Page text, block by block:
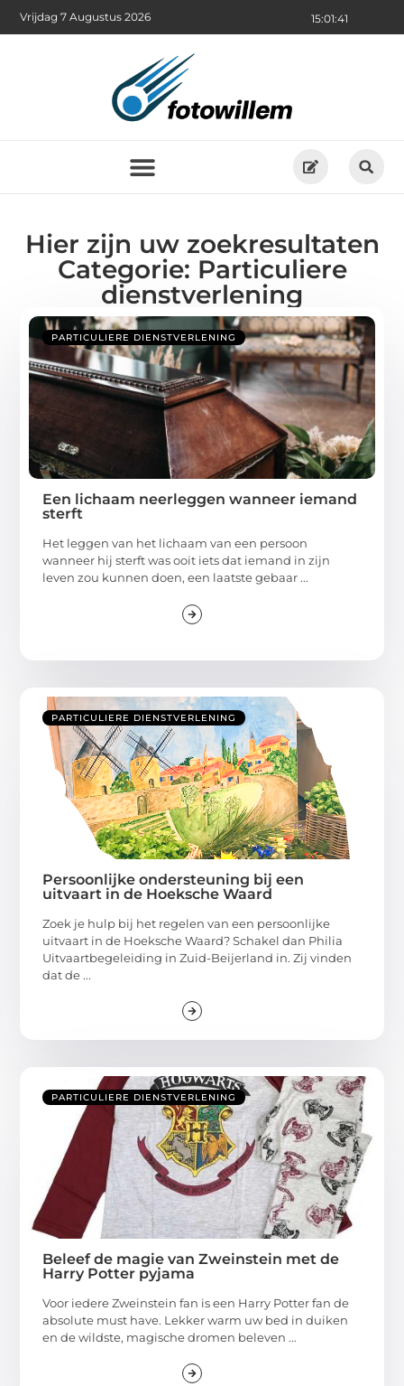
15:01:41
Vrijdag 7 Augustus 2026
Hier zijn uw zoekresultaten
Categorie: Particuliere
dienstverlening
PARTICULIERE DIENSTVERLENING
Een lichaam neerleggen wanneer iemand
sterft
Het leggen van het lichaam van een persoon
wanneer hij sterft was ooit iets dat iemand in zijn
leven zou kunnen doen, een laatste gebaar ...
PARTICULIERE DIENSTVERLENING
Persoonlijke ondersteuning bij een
uitvaart in de Hoeksche Waard
Zoek je hulp bij het regelen van een persoonlijke
uitvaart in de Hoeksche Waard? Schakel dan Philia
Uitvaartbegeleiding in Zuid-Beijerland in. Zij vinden
dat de ...
PARTICULIERE DIENSTVERLENING
Beleef de magie van Zweinstein met de
Harry Potter pyjama
Voor iedere Zweinstein fan is een Harry Potter fan de
absolute must have. Lekker warm uw bed in duiken
en de wildste, magische dromen beleven ...